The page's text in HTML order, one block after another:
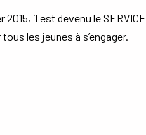
il est devenu le SERVICE
les jeunes à s’engager.